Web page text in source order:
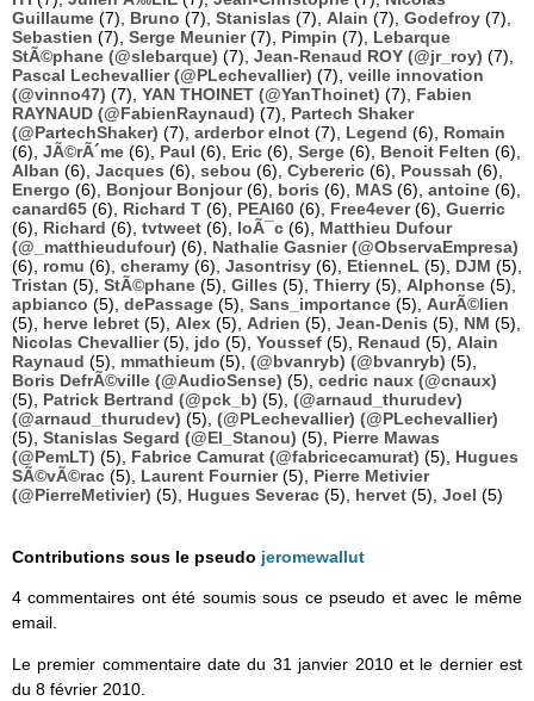
Guillaume (7), Bruno (7), Stanislas (7), Alain (7), Godefroy (7),
Sebastien (7), Serge Meunier(7), Pimpin (7), Lebarque
StÃ©phane (@slebarque) (7), Jean-Renaud ROY (@jr_roy) (7),
Pascal Lechevallier (@PLechevallier) (7), veille innovation
(@vinno47) (7), YAN THOINET (@YanThoinet) (7), Fabien
RAYNAUD (@FabienRaynaud) (7), Partech Shaker
(@PartechShaker) (7), arderbor elnot (7), Legend (6), Romain
(6), JÃ©rÃ´me (6), Paul (6), Eric (6), Serge (6), Benoit Felten (6),
Alban (6), Jacques (6), sebou (6), Cybereric (6), Poussah (6),
Energo (6), Bonjour Bonjour(6), boris (6), MAS (6), antoine (6),
canard65 (6), Richard T (6), PEAI60 (6), Free4ever(6), Guerric
(6), Richard (6), tvtweet (6), loÃ¯c (6), Matthieu Dufour
(@_matthieudufour) (6), Nathalie Gasnier (@ObservaEmpresa)
(6), romu (6), cheramy (6), Jasontrisy (6), EtienneL (5), DJM (5),
Tristan (5), StÃ©phane (5), Gilles (5), Thierry (5), Alphonse (5),
apbianco (5), dePassage (5), Sans_importance (5), AurÃ©lien
(5), herve lebret (5), Alex (5), Adrien (5), Jean-Denis (5), NM (5),
Nicolas Chevallier(5), jdo (5), Youssef (5), Renaud (5), Alain
Raynaud (5), mmathieum (5), (@bvanryb) (@bvanryb) (5),
Boris DefrÃ©ville (@AudioSense) (5), cedric naux (@cnaux)
(5), Patrick Bertrand (@pck_b) (5), (@arnaud_thurudev)
(@arnaud_thurudev) (5), (@PLechevallier) (@PLechevallier)
(5), Stanislas Segard (@El_Stanou) (5), Pierre Mawas
(@PemLT) (5), Fabrice Camurat (@fabricecamurat) (5), Hugues
SÃ©vÃ©rac (5), Laurent Fournier(5), Pierre Metivier
(@PierreMetivier) (5), Hugues Severac (5), hervet (5), Joel (5)
Contributions sous le pseudo jeromewallut
4 commentaires ont été soumis sous ce pseudo et avec le même
email.
Le premier commentaire date du 31 janvier 2010 et le dernier est
du 8 février 2010.